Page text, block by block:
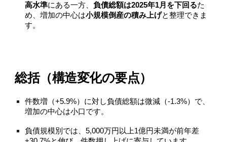
高水準にある一方、負債総額は2025年1月を下回るた
め、増加の中心は小規模倒産の積み上げと整理できま
す。
総括（構造変化の要点）
件数増（+5.9%）に対し負債総額は微減（-1.3%）で、
増加の中心は小口です。
負債規模別では、5,000万円以上1億円未満が前年差